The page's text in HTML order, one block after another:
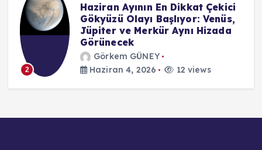
s
ı
3
Google’ın yeni uygulaması
Dreambeans, kullanıcı verilerini
anlamlı içeriklere dönüştürüyor
Görkem GÜNEY
Haziran 4, 2026